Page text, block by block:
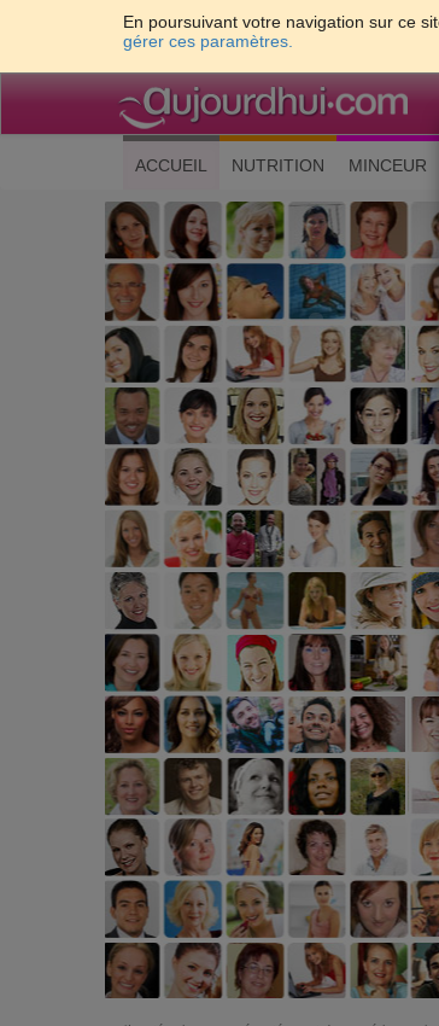
En poursuivant votre navigation sur ce
gérer ces paramètres.
ACCUEIL (current)
NUTRITION MINCEUR